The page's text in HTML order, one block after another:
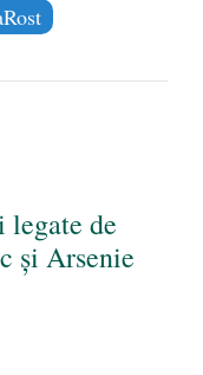
de
şi Arsenie